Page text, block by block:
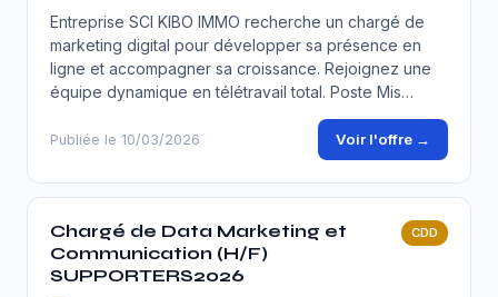
Entreprise SCI KIBO IMMO recherche un chargé de
marketing digital pour développer sa présence en
ligne et accompagner sa croissance. Rejoignez une
équipe dynamique en télétravail total. Poste Mis…
Publiée le 10/03/2026 Voir l'offre →
Chargé de Data Marketing et
Communication (H/F)
SUPPORTERS2026
CDD